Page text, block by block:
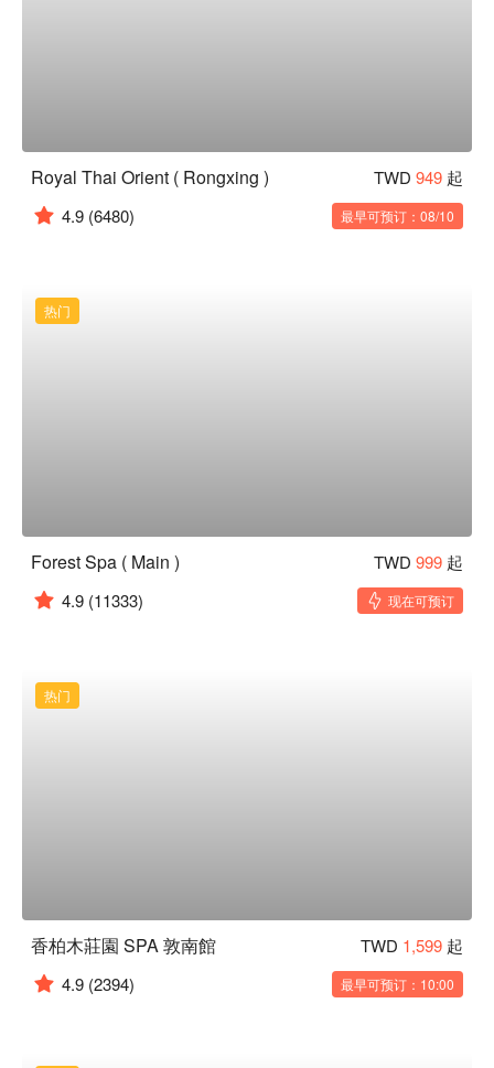
Royal Thai Orient ( Rongxing ) TWD 949 起
4.9 (6480) 最早可预订：08/10
热门
Forest Spa ( Main ) TWD 999 起
4.9 (11333) 现在可预订
热门
香柏木莊園 SPA 敦南館 TWD 1,599 起
4.9 (2394) 最早可预订：10:00